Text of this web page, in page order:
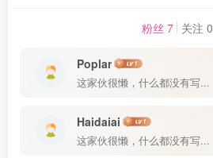
粉丝 7 关注 0
Poplar
这家伙很懒，什么都没有写...
Haidaiai
这家伙很懒，什么都没有写...